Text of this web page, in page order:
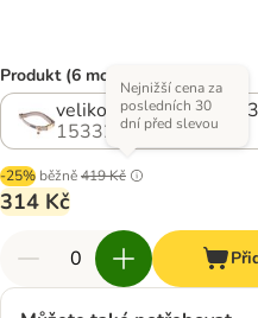
Produkt (6 možností)
velikost L: obvod krku
1533223.2
-25% běžně419 Kč
Nejnižší cena za
posledních 30
dní před slevou
314 Kč